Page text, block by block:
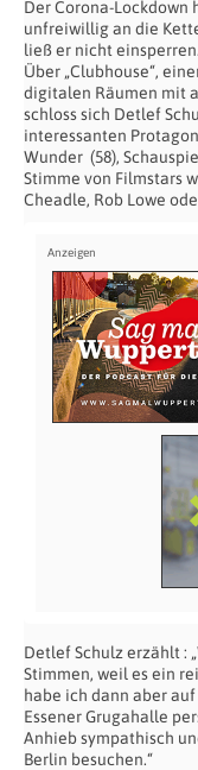
Der Corona-Lockdown
unfreiwillig an die
ließ er nicht
Über „Clubhouse“,
digitalen Räumen mit
schloss sich Detlef
interessanten
Wunder (58),
Stimme von Filmstars
Cheadle, Rob Lowe
Detlef Schulz erzählt :
Stimmen, weil es ein
habe ich dann aber auf
Essener Grugahalle
Anhieb sympathisch
Berlin besuchen.“